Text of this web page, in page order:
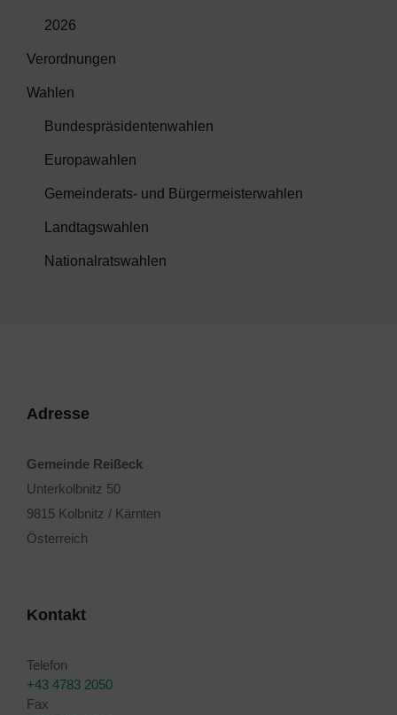
2026
Verordnungen
Wahlen
Bundespräsidentenwahlen
Europawahlen
Gemeinderats- und Bürgermeisterwahlen
Landtagswahlen
Nationalratswahlen
Adresse
Gemeinde Reißeck
Unterkolbnitz 50
9815 Kolbnitz / Kärnten
Österreich
Kontakt
Telefon
+43 4783 2050
Fax